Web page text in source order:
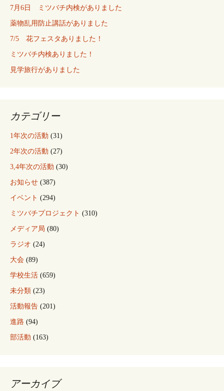
7月6日 ミツバチ内検がありました
薬物乱用防止講話がありました
7/5 花フェスタありました！
ミツバチ内検ありました！
見学旅行がありました
カテゴリー
1年次の活動 (31)
2年次の活動 (27)
3,4年次の活動 (30)
お知らせ (387)
イベント (294)
ミツバチプロジェクト (310)
メディア局 (80)
ラジオ (24)
大会 (89)
学校生活 (659)
未分類 (23)
活動報告 (201)
進路 (94)
部活動 (163)
アーカイブ